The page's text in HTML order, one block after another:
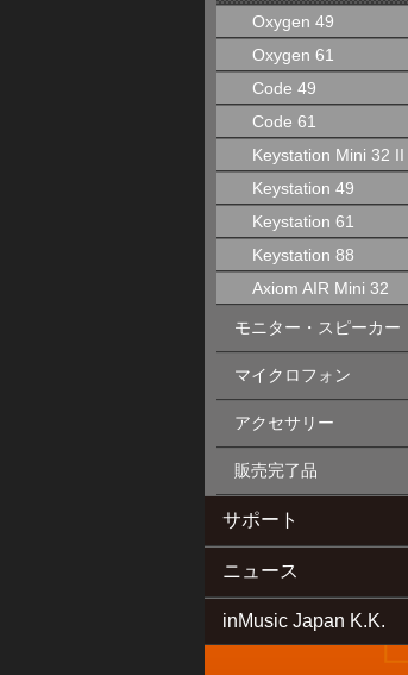
Oxygen 49
Oxygen 61
Code 49
Code 61
Keystation Mini 32 II
Keystation 49
Keystation 61
Keystation 88
Axiom AIR Mini 32
モニター・スピーカー
マイクロフォン
アクセサリー
販売完了品
サポート
ニュース
inMusic Japan K.K.